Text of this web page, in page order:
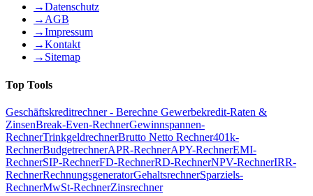
→Datenschutz
→AGB
→Impressum
→Kontakt
→ Sitemap
Top Tools
Geschäftskreditrechner - Berechne Gewerbekredit-Raten &
ZinsenBreak-Even-RechnerGewinnspannen-
RechnerTrinkgeldrechnerBrutto Netto Rechner401k-
RechnerBudgetrechnerAPR-RechnerAPY-RechnerEMI-
RechnerSIP-RechnerFD-RechnerRD-RechnerNPV-RechnerIRR-
RechnerRechnungsgeneratorGehaltsrechnerSparziels-
RechnerMwSt-RechnerZinsrechner